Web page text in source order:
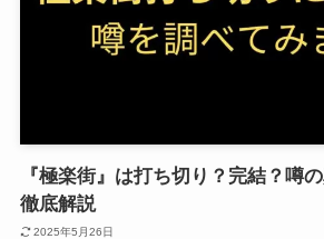
『極楽街』は打ち切り？完結？噂
徹底解説
2025年5月26日